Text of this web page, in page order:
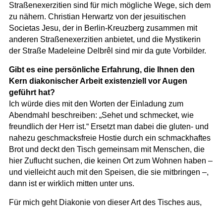
Straßenexerzitien sind für mich mögliche Wege, sich dem
zu nähern. Christian Herwartz von der jesuitischen
Societas Jesu, der in Berlin-Kreuzberg zusammen mit
anderen Straßenexerzitien anbietet, und die Mystikerin
der Straße Madeleine Delbrêl sind mir da gute Vorbilder.
Gibt es eine persönliche Erfahrung, die Ihnen den
Kern diakonischer Arbeit existenziell vor Augen
geführt hat?
Ich würde dies mit den Worten der Einladung zum
Abendmahl beschreiben: „Sehet und schmecket, wie
freundlich der Herr ist.“ Ersetzt man dabei die gluten- und
nahezu geschmacksfreie Hostie durch ein schmackhaftes
Brot und deckt den Tisch gemeinsam mit Menschen, die
hier Zuflucht suchen, die keinen Ort zum Wohnen haben –
und vielleicht auch mit den Speisen, die sie mitbringen –,
dann ist er wirklich mitten unter uns.
Für mich geht Diakonie von dieser Art des Tisches aus,